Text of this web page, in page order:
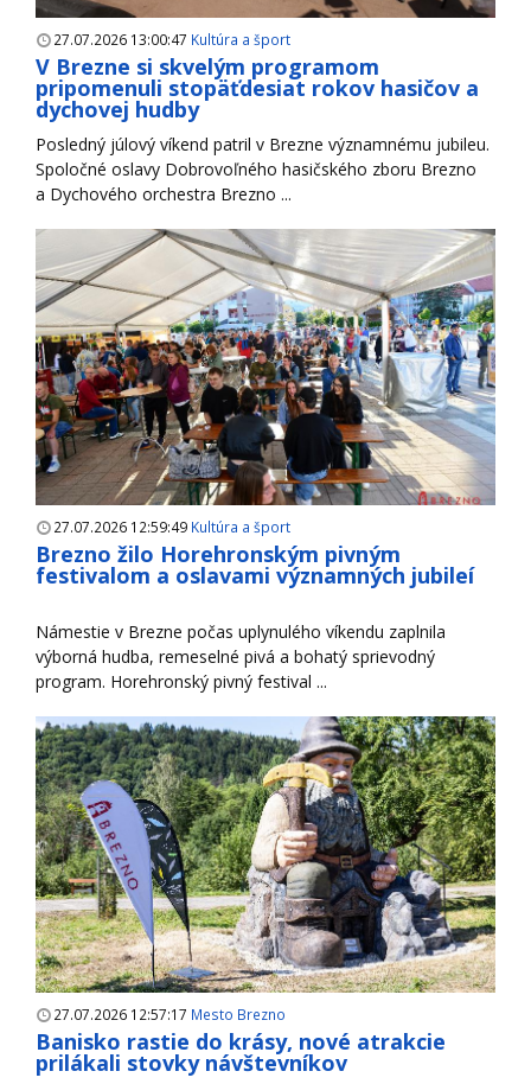
27.07.2026 13:00:47 Kultúra a šport
V Brezne si skvelým programom
pripomenuli stopäťdesiat rokov hasičov a
dychovej hudby
Posledný júlový víkend patril v Brezne významnému jubileu.
Spoločné oslavy Dobrovoľného hasičského zboru Brezno
a Dychového orchestra Brezno ...
27.07.2026 12:59:49 Kultúra a šport
Brezno žilo Horehronským pivným
festivalom a oslavami významných jubileí
Námestie v Brezne počas uplynulého víkendu zaplnila
výborná hudba, remeselné pivá a bohatý sprievodný
program. Horehronský pivný festival ...
27.07.2026 12:57:17 Mesto Brezno
Banisko rastie do krásy, nové atrakcie
prilákali stovky návštevníkov